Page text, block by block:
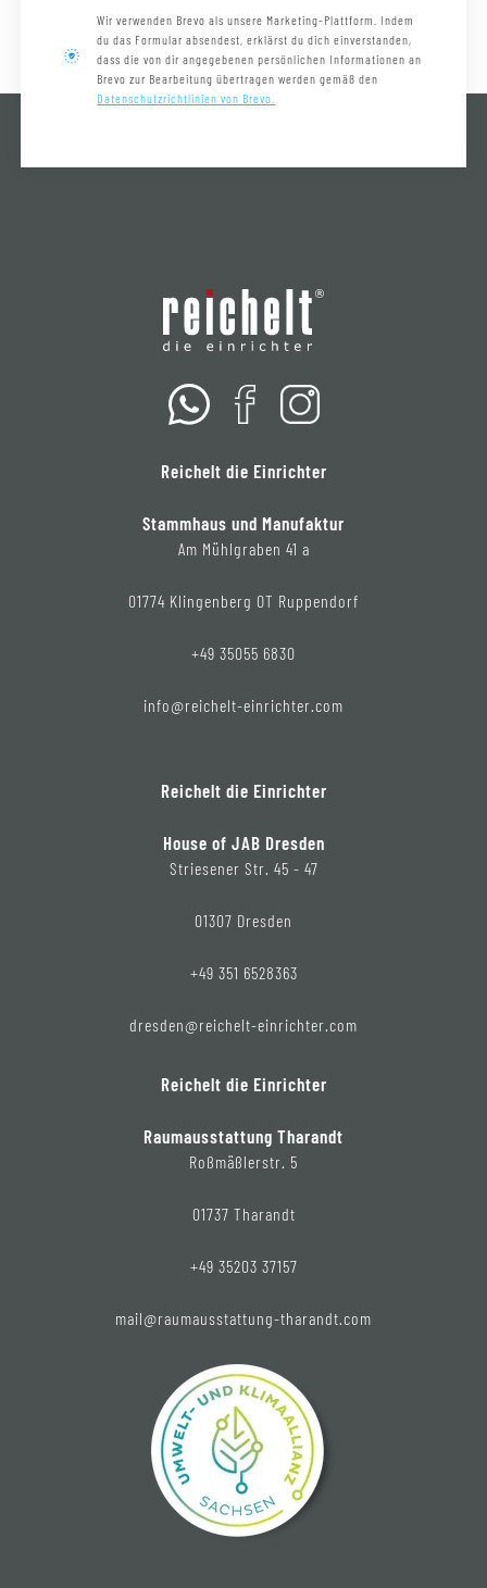
Wir verwenden Brevo als unsere Marketing-Plattform. Indem
du das Formular absendest, erklärst du dich einverstanden,
dass die von dir angegebenen persönlichen Informationen an
Brevo zur Bearbeitung übertragen werden gemäß den
Datenschutzrichtlinien von Brevo.
Reichelt die Einrichter
Stammhaus und Manufaktur
Am Mühlgraben 41 a
01774 Klingenberg OT Ruppendorf
+49 35055 6830
info@reichelt-einrichter.com
Reichelt die Einrichter
House of JAB Dresden
Striesener Str. 45 - 47
01307 Dresden
+49 351 6528363
dresden@reichelt-einrichter.com
Reichelt die Einrichter
Raumausstattung Tharandt
Roßmäßlerstr. 5
01737 Tharandt
+49 35203 37157
mail@raumausstattung-tharandt.com